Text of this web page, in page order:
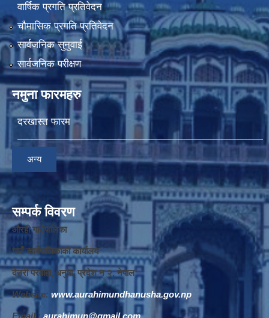
वार्षिक प्रगति प्रतिवेदन
चौमासिक प्रगति प्रतिवेदन
सार्वजनिक सुनुवाई
सार्वजनिक परीक्षण
नमुना फारमहरु
दरखास्त फारम
अन्य
सम्पर्क विवरण
औरही गाउँपालिका
गाउँ कार्यपालिकाको कार्यालय
देउरी परवाहा, धनुषा, प्रदेश न‌‍ २, नेपाल
Website: www.aurahimundhanusha.gov.np
Email : aurahimun@gmail.com